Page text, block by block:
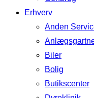
Erhverv
Anden
Biler
Bolig
Butikscenter